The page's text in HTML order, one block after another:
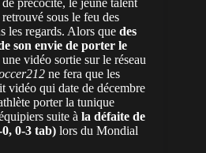
précocité, le jeune talent
sous le feu des
les regards. Alors que des
son envie de porter le
une vidéo sortie sur le réseau
ne fera que les
vidéo qui date de décembre
porter la tunique
suite à la défaite de
0-3 tab) lors du Mondial